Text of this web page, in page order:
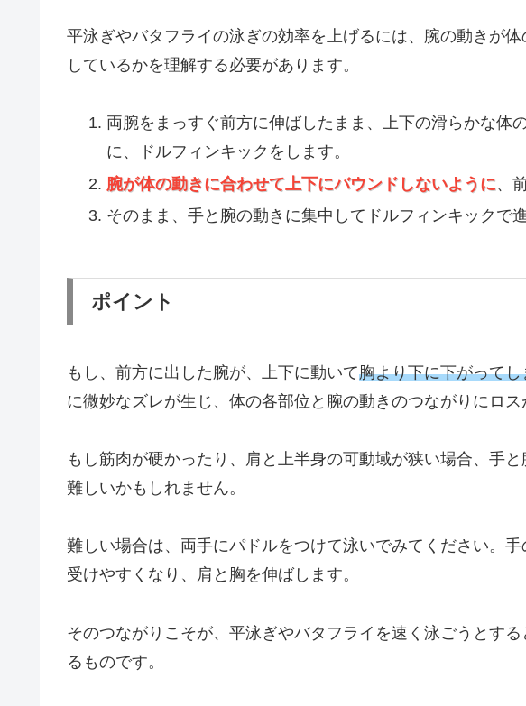
平泳ぎやバタフライの泳ぎの効率を上げるには、腕の動きが
しているかを理解する必要があります。
両腕をまっすぐ前方に伸ばしたまま、上下の滑らかな体
に、ドルフィンキックをします。
腕が体の動きに合わせて上下にバウンドしないように、
そのまま、手と腕の動きに集中してドルフィンキックで進
ポイント
もし、前方に出した腕が、上下に動いて胸より下に下がってし
に微妙なズレが生じ、体の各部位と腕の動きのつながりにロス
もし筋肉が硬かったり、肩と上半身の可動域が狭い場合、手
難しいかもしれません。
難しい場合は、両手にパドルをつけて泳いでみてください。
受けやすくなり、肩と胸を伸ばします。
そのつながりこそが、平泳ぎやバタフライを速く泳ごうとす
るものです。